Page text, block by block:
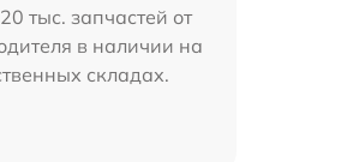
тыс. запчастей от
в наличии на
складах.